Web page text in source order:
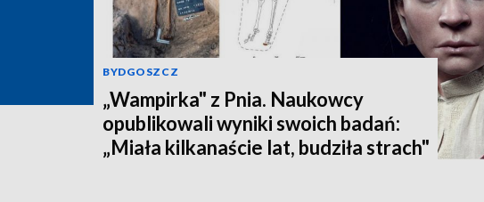
BYDGOSZCZ
„Wampirka" z Pnia. Naukowcy
opublikowali wyniki swoich badań:
„Miała kilkanaście lat, budziła strach"